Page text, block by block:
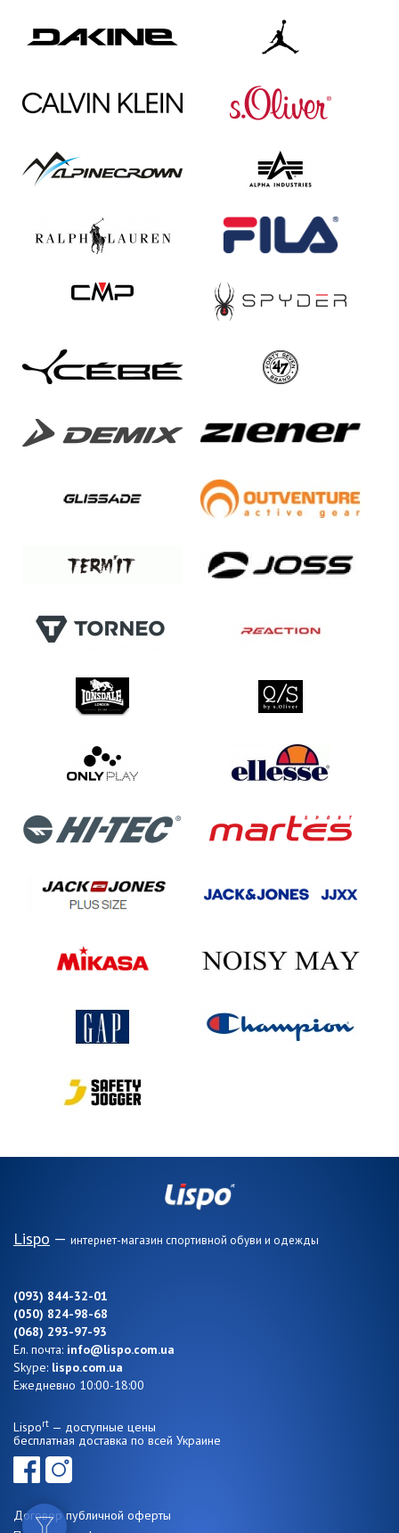
Lispo — интернет-магазин спортивной обуви и одежды
(093) 844-32-01
(050) 824-98-68
(068) 293-97-93
Ел. почта: info@lispo.com.ua
Skype: lispo.com.ua
Ежедневно 10:00-18:00
Lisport — доступные цены
бесплатная доставка по всей Украине
Договор публичной оферты